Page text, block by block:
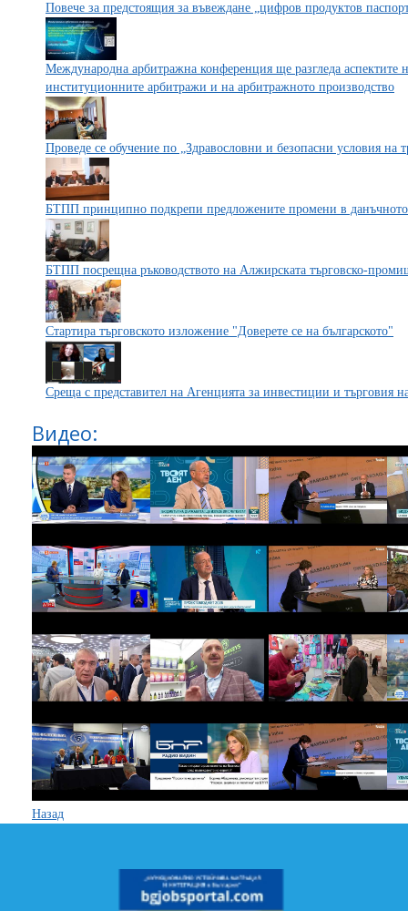
Повече за предстоящия за въвеждане „цифров продуктов
Международна арбитражна конференция ще разгледа аспектите
институционните арбитражи и на арбитражното производство
Проведе се обучение по „Здравословни и безопасни условия на
БТПП принципно подкрепи предложените промени в данъчното
БТПП посрещна ръководството на Алжирската търговско-
Стартира търговското изложение "Доверете се на българското"
Среща с представител на Агенцията за инвестиции и търговия
Видео:
Назад